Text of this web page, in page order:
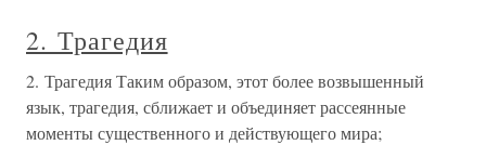
2. Трагедия
2. Трагедия Таким образом, этот более возвышенный
язык, трагедия, сближает и объединяет рассеянные
моменты существенного и действующего мира;